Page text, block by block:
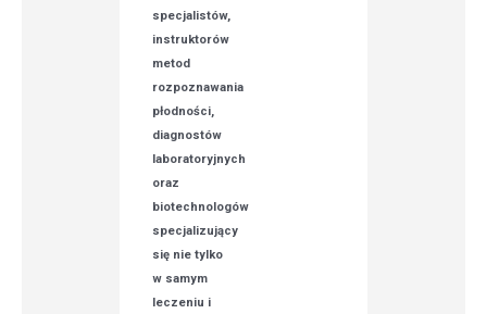
specjalistów,
instruktorów
metod
rozpoznawania
płodności,
diagnostów
laboratoryjnych
oraz
biotechnologów
specjalizujący
się nie tylko
w samym
leczeniu i